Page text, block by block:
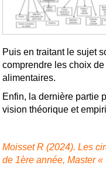
Puis en traitant le sujet
comprendre les choix
alimentaires.
Enfin, la dernière partie
vision théorique et
Moisset R (2024). Les
de 1ère année, Master